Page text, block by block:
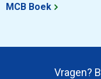
MCB Boek
Vragen?